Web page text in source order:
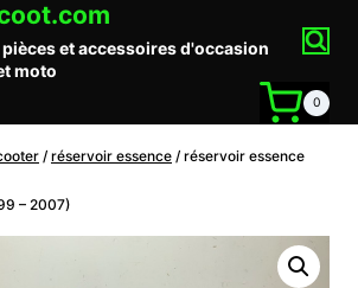
pièces et accessoires d'occasion
moto
0
/ réservoir essence / réservoir essence
– 2007)